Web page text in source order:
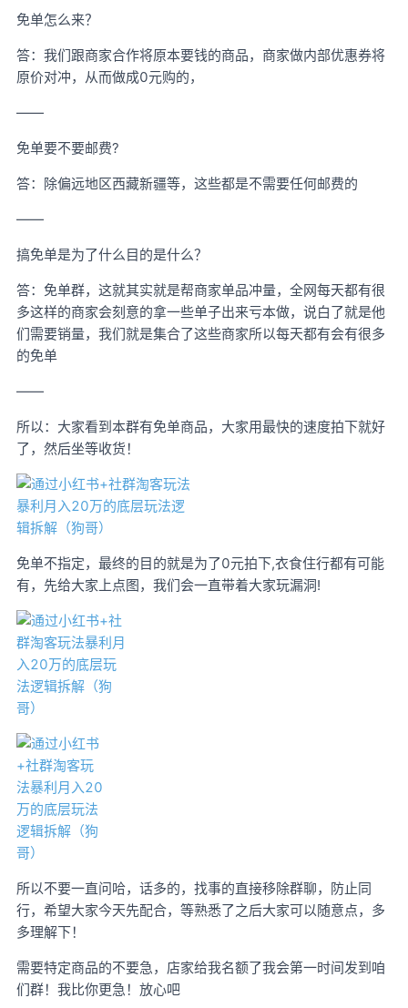
免单怎么来？
答：我们跟商家合作将原本要钱的商品，商家做内部优惠券将
原价对冲，从而做成0元购的，
——
免单要不要邮费?
答：除偏远地区西藏新疆等，这些都是不需要任何邮费的
——
搞免单是为了什么目的是什么？
答：免单群，这就其实就是帮商家单品冲量，全网每天都有很
多这样的商家会刻意的拿一些单子出来亏本做，说白了就是他
们需要销量，我们就是集合了这些商家所以每天都有会有很多
的免单
——
所以：大家看到本群有免单商品，大家用最快的速度拍下就好
了，然后坐等收货！
免单不指定，最终的目的就是为了0元拍下,衣食住行都有可能
有，先给大家上点图，我们会一直带着大家玩漏洞!
所以不要一直问哈，话多的，找事的直接移除群聊，防止同
行，希望大家今天先配合，等熟悉了之后大家可以随意点，多
多理解下！
需要特定商品的不要急，店家给我名额了我会第一时间发到咱
们群！我比你更急！放心吧